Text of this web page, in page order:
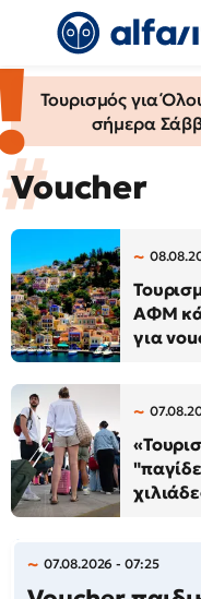
Τουρισμός για
σήμερα
Voucher
ΑΦΜ
για
07.08.2026 - 07:25